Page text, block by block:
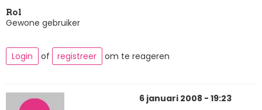
Rol
Gewone gebruiker
Login of registreer om te reageren
6 januari 2008 - 19:23